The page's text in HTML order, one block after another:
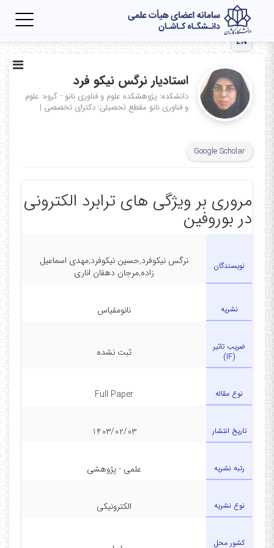
EN
استادیار نرگس نیکو فرد
دانشکده: پژوهشکده علوم و فناوری نانو - گروه: علوم
و فناوری نانو مقطع تحصیلی: دکترای تخصصی |
Google Scholar
مروری بر ویژگی های ترابرد الکترونی
در بوروفین
نویسندگان
نرگس نیکوفرد,حسین نیکوفرد,مهدی اسماعیل
زاده,مرجان دهقان اناری
نشریه نانومقیاس
ضریب تاثیر
(IF)
ثبت نشده
نوع مقاله Full Paper
تاریخ انتشار 1403/02/03
رتبه نشریه علمی - پژوهشی
نوع نشریه الکترونیکی
کشور محل